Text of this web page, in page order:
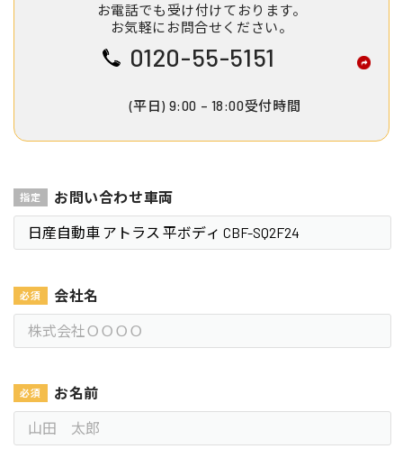
お電話でも受け付けております。
お気軽にお問合せください。
0120-55-5151
(平日) 9:00 – 18:00受付時間
お問い合わせ車両
会社名
お名前